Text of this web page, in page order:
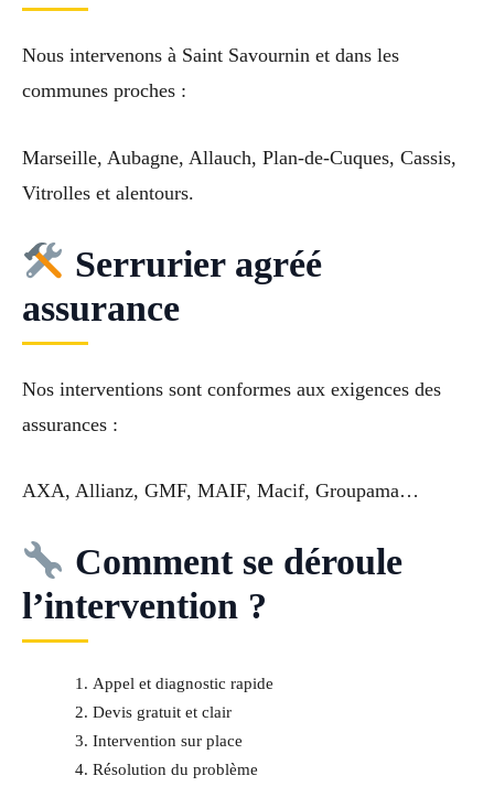
Nous intervenons à Saint Savournin et dans les
communes proches :
Marseille, Aubagne, Allauch, Plan-de-Cuques, Cassis,
Vitrolles et alentours.
Serrurier agréé
assurance
Nos interventions sont conformes aux exigences des
assurances :
AXA, Allianz, GMF, MAIF, Macif, Groupama…
Comment se déroule
l’intervention ?
Appel et diagnostic rapide
Devis gratuit et clair
Intervention sur place
Résolution du problème